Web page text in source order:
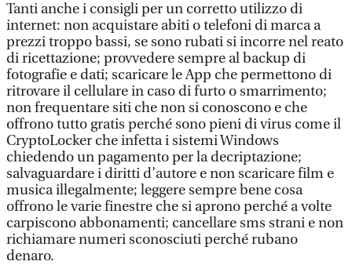
Tanti anche i consigli per un corretto utilizzo di
internet: non acquistare abiti o telefoni di marca a
prezzi troppo bassi, se sono rubati si incorre nel reato
di ricettazione; provvedere sempre al backup di
fotografie e dati; scaricare le App che permettono di
ritrovare il cellulare in caso di furto o smarrimento;
non frequentare siti che non si conoscono e che
offrono tutto gratis perché sono pieni di virus come il
CryptoLocker che infetta i sistemi Windows
chiedendo un pagamento per la decriptazione;
salvaguardare i diritti d’autore e non scaricare film e
musica illegalmente; leggere sempre bene cosa
offrono le varie finestre che si aprono perché a volte
carpiscono abbonamenti; cancellare sms strani e non
richiamare numeri sconosciuti perché rubano
denaro.